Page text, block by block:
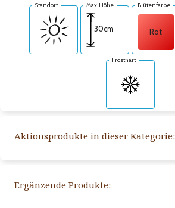
Standort Max. Höhe
30cm
Blütenfarbe
Rot
Frosthart
Aktionsprodukte in dieser Kategorie:
Ergänzende Produkte: